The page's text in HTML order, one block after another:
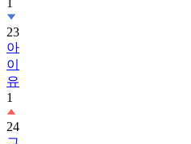
23
아
이
유
1
24